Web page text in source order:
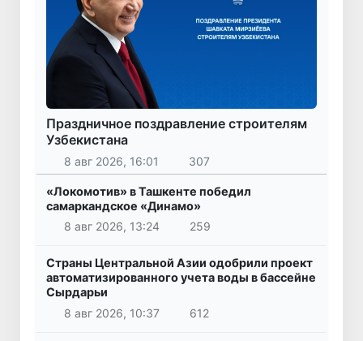
Праздничное поздравление строителям
Узбекистана
8 авг 2026, 16:01 307
«Локомотив» в Ташкенте победил
самаркандское «Динамо»
8 авг 2026, 13:24
259
Страны Центральной Азии одобрили проект
автоматизированного учета воды в бассейне
Сырдарьи
8 авг 2026, 10:37
612